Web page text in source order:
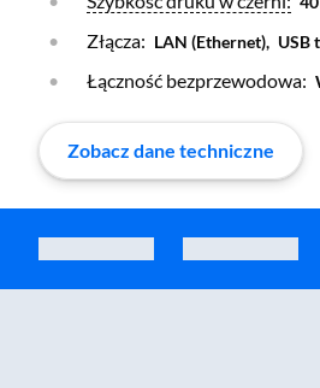
Złącza: LAN (Ethernet), USB
Łączność bezprzewodowa:
Zobacz dane techniczne